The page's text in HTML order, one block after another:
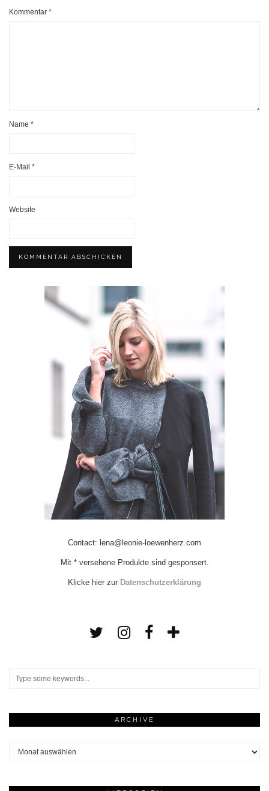
Kommentar *
Name *
E-Mail *
Website
Contact: lena@leonie-loewenherz.com
Mit * versehene Produkte sind gesponsert.
Klicke hier zur Datenschutzerklärung
ARCHIVE